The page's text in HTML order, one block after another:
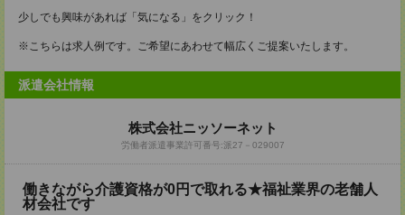
少しでも興味があれば「気になる」をクリック！
※こちらは求人例です。ご希望にあわせて幅広くご提案いたします。
派遣会社情報
株式会社ニッソーネット
労働者派遣事業許可番号:派27－029007
働きながら介護資格が0円で取れる★福祉業界の老舗人
材会社です